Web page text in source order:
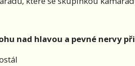
nad hlavou a pevné nervy